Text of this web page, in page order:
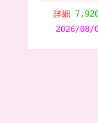
詳細
2026/08/